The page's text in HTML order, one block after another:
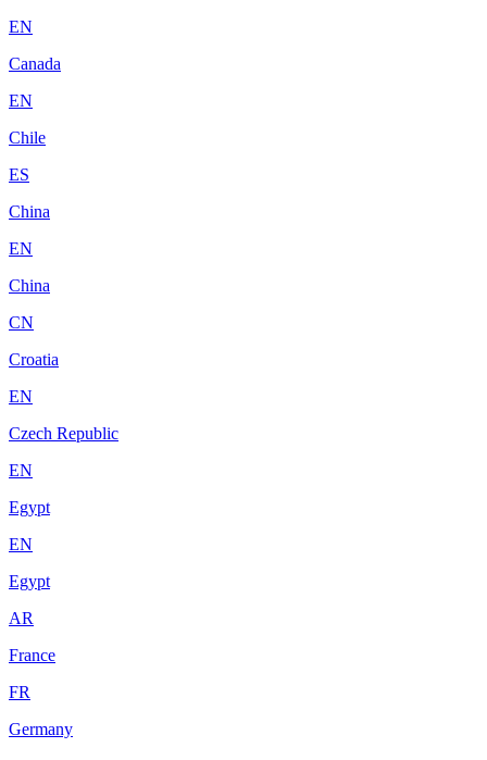
EN
Canada
EN
Chile
ES
China
EN
China
CN
Croatia
EN
Czech Republic
EN
Egypt
EN
Egypt
AR
France
FR
Germany